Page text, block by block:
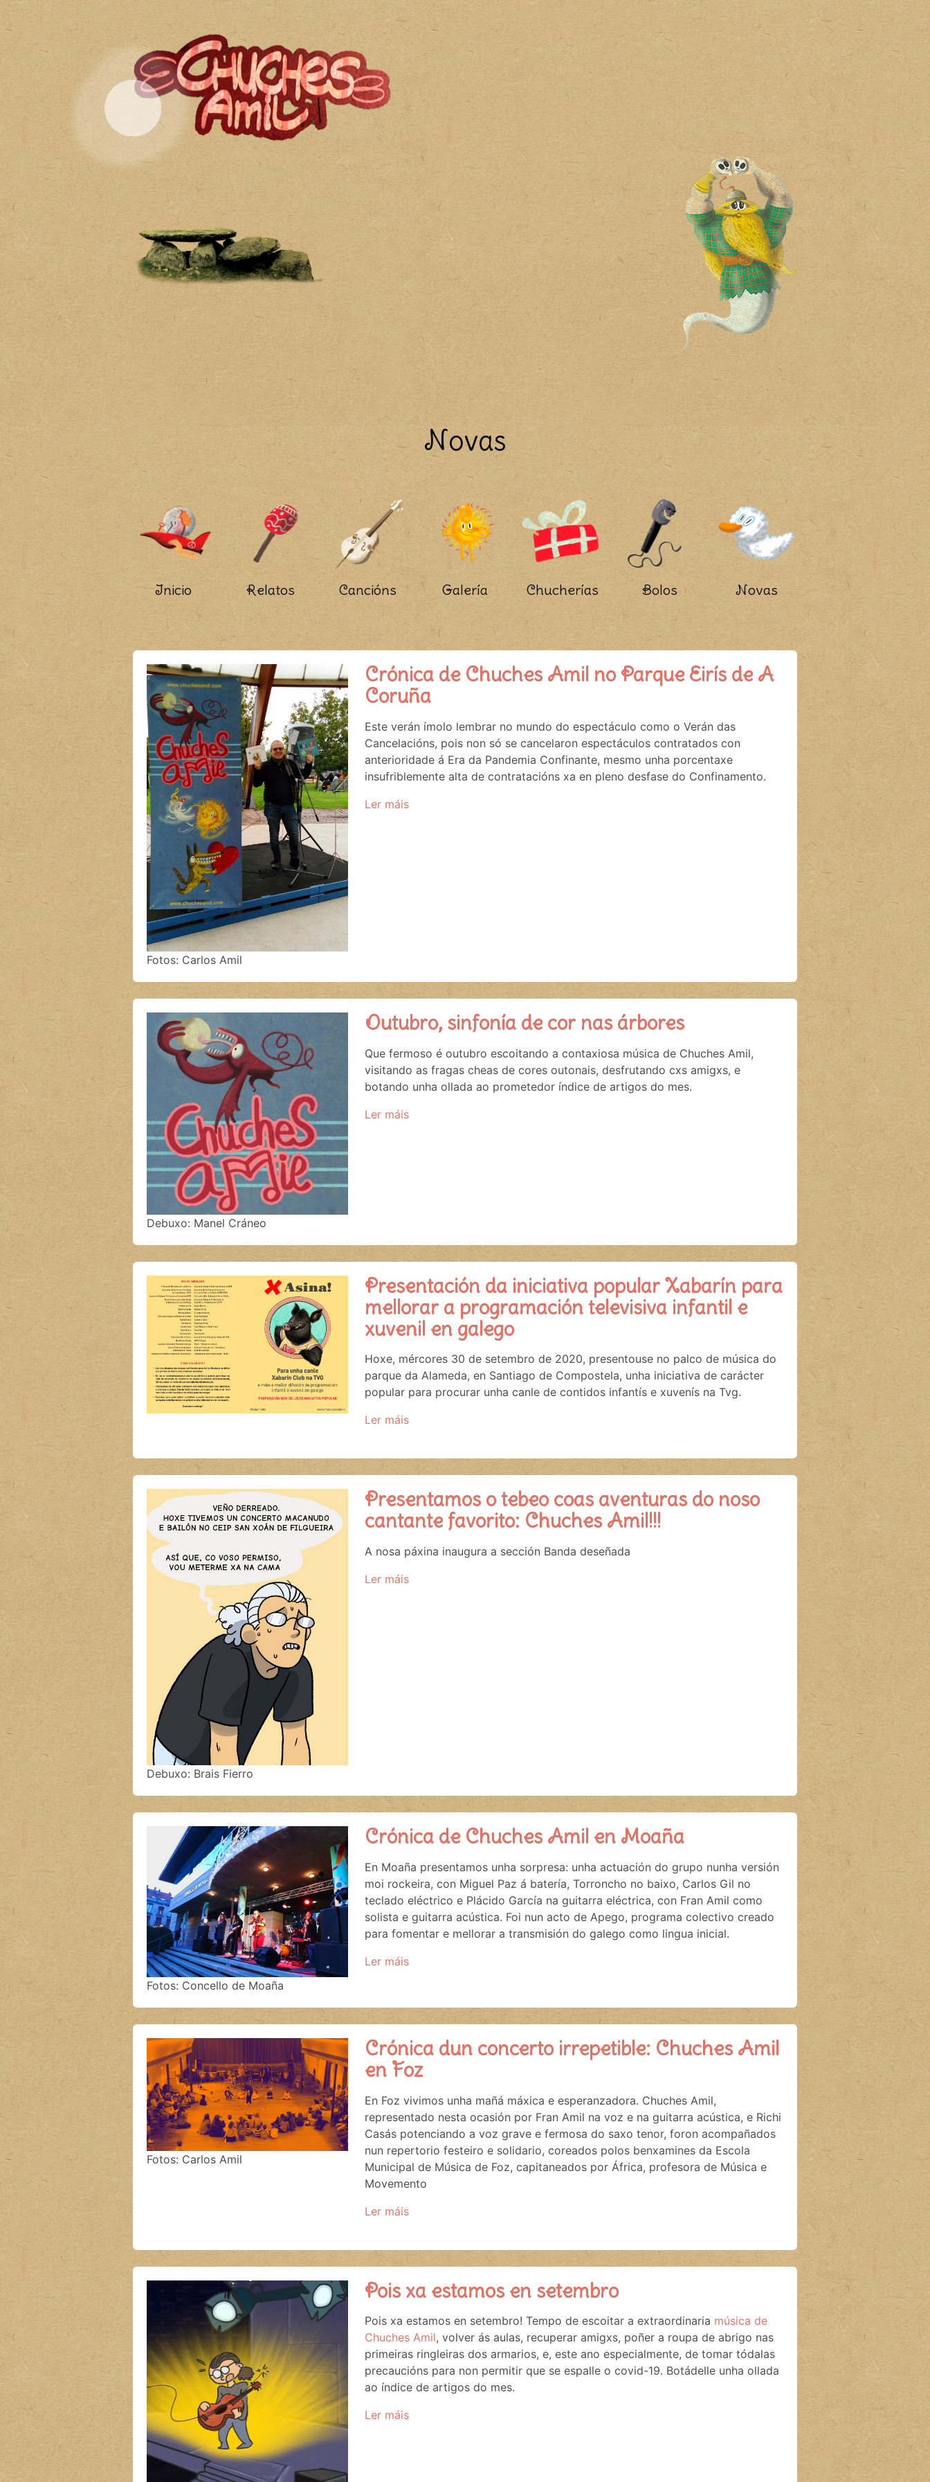
Novas
Inicio Relatos Cancións Galería Chucherías Bolos Novas
Fotos: Carlos Amil
Crónica de Chuches Amil no Parque Eirís de A
Coruña
Este verán ímolo lembrar no mundo do espectáculo como o Verán das
Cancelacións, pois non só se cancelaron espectáculos contratados con
anterioridade á Era da Pandemia Confinante, mesmo unha porcentaxe
insufriblemente alta de contratacións xa en pleno desfase do Confinamento.
Ler máis
Debuxo: Manel Cráneo
Outubro, sinfonía de cor nas árbores
Que fermoso é outubro escoitando a contaxiosa música de Chuches Amil,
visitando as fragas cheas de cores outonais, desfrutando cxs amigxs, e
botando unha ollada ao prometedor índice de artigos do mes.
Ler máis
Presentación da iniciativa popular Xabarín para
mellorar a programación televisiva infantil e
xuvenil en galego
Hoxe, mércores 30 de setembro de 2020, presentouse no palco de música do
parque da Alameda, en Santiago de Compostela, unha iniciativa de carácter
popular para procurar unha canle de contidos infantís e xuvenís na Tvg.
Ler máis
Debuxo: Brais Fierro
Presentamos o tebeo coas aventuras do noso
cantante favorito: Chuches Amil!!!
A nosa páxina inaugura a sección Banda deseñada
Ler máis
Fotos: Concello de Moaña
Crónica de Chuches Amil en Moaña
En Moaña presentamos unha sorpresa: unha actuación do grupo nunha versión
moi rockeira, con Miguel Paz á batería, Torroncho no baixo, Carlos Gil no
teclado eléctrico e Plácido García na guitarra eléctrica, con Fran Amil como
solista e guitarra acústica. Foi nun acto de Apego, programa colectivo creado
para fomentar e mellorar a transmisión do galego como lingua inicial.
Ler máis
Fotos: Carlos Amil
Crónica dun concerto irrepetible: Chuches Amil
en Foz
En Foz vivimos unha mañá máxica e esperanzadora. Chuches Amil,
representado nesta ocasión por Fran Amil na voz e na guitarra acústica, e Richi
Casás potenciando a voz grave e fermosa do saxo tenor, foron acompañados
nun repertorio festeiro e solidario, coreados polos benxamines da Escola
Municipal de Música de Foz, capitaneados por África, profesora de Música e
Movemento
Ler máis
Pois xa estamos en setembro
Pois xa estamos en setembro! Tempo de escoitar a extraordinaria música de
Chuches Amil, volver ás aulas, recuperar amigxs, poñer a roupa de abrigo nas
primeiras ringleiras dos armarios, e, este ano especialmente, de tomar tódalas
precaucións para non permitir que se espalle o covid-19. Botádelle unha ollada
ao índice de artigos do mes.
Ler máis